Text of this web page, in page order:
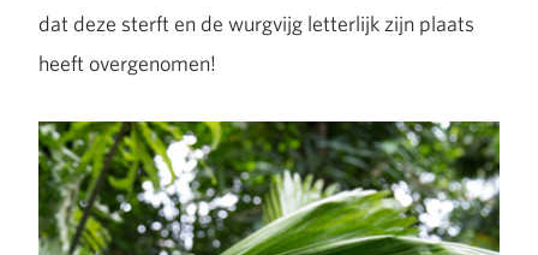
dat deze sterft en de wurgvijg letterlijk zijn plaats
heeft overgenomen!